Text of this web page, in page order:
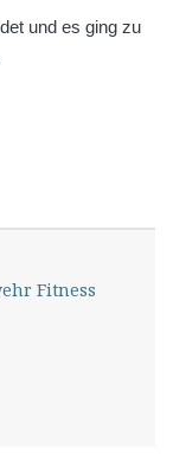
und es ging zu
Fitness